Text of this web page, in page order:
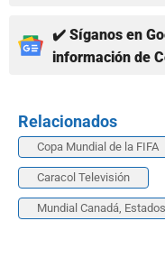
✔️ Síganos en
información de
Relacionados
Copa Mundial de la FIFA
Caracol Televisión
Mundial Canadá,